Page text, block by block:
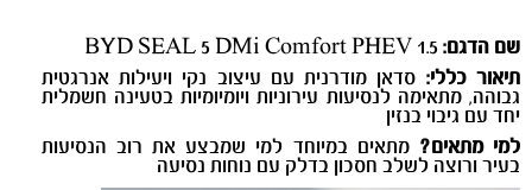
שם הדגם:
תיאור כללי: סדאן מודרנית עם עיצוב נקי ויעילות אנרגטית
גבוהה, מתאימה לנסיעות עירוניות ויומיומיות בטעינה חשמלית
יחד עם גיבוי בנזין
למי מתאים? מתאים במיוחד למי שמבצע את רוב הנסיעות
בעיר ורוצה לשלב חסכון בדלק עם נוחות נסיעה